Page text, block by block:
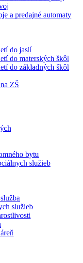
a predajné automaty
do jaslí
do materských škôl
do základných škôl
ZŠ
bytu
služieb
služieb